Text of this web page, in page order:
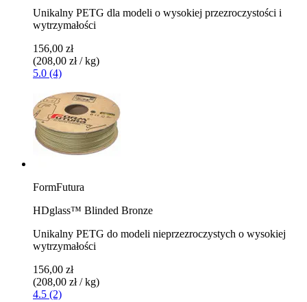
Unikalny PETG dla modeli o wysokiej przezroczystości i
wytrzymałości
156,00 zł
(208,00 zł / kg)
5.0 (4)
FormFutura
HDglass™ Blinded Bronze
Unikalny PETG do modeli nieprzezroczystych o wysokiej
wytrzymałości
156,00 zł
(208,00 zł / kg)
4.5 (2)